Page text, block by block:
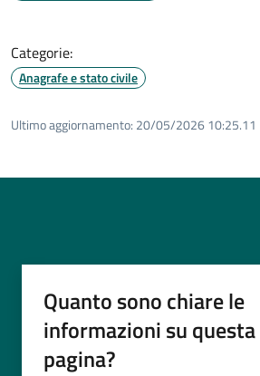
Categorie:
Anagrafe e stato civile
Ultimo aggiornamento: 20/05/2026 10:25.11
Quanto sono chiare le
informazioni su questa
pagina?